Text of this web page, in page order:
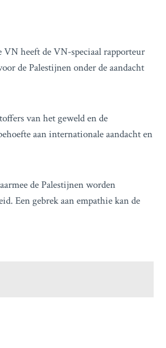
VN heeft de VN-speciaal rapporteur
de Palestijnen onder de aandacht
van het geweld en de
aan internationale aandacht en
de Palestijnen worden
Een gebrek aan empathie kan de